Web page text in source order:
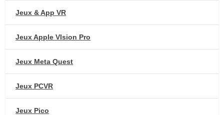
Jeux & App VR
Jeux Apple VIsion Pro
Jeux Meta Quest
Jeux PCVR
Jeux Pico